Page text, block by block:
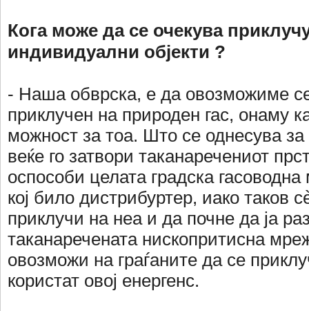
Кога може да се очекува
индивидуални објекти ?
- Наша обврска, е да овозможиме
приклучен на природен гас, онаму
можност за тоа. Што се однесува за
веќе го затвори таканаречениот
оспособи целата градска
кој било дистрибуртер, иако таков
приклучи на неа и да почне да ја
таканаречената нископритисна
овозможи на граѓаните да се
користат овој енергенс.